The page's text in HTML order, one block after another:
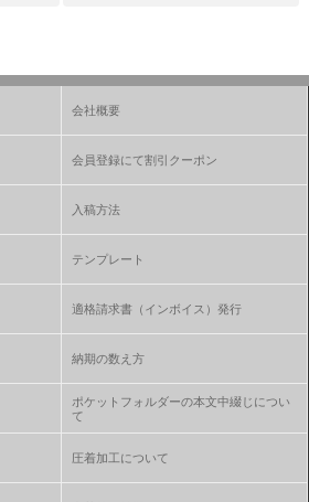
会社概要
会員登録にて割引クーポン
入稿方法
テンプレート
適格請求書（インボイス）発行
納期の数え方
ポケットフォルダーの本文中綴じについ
て
圧着加工について